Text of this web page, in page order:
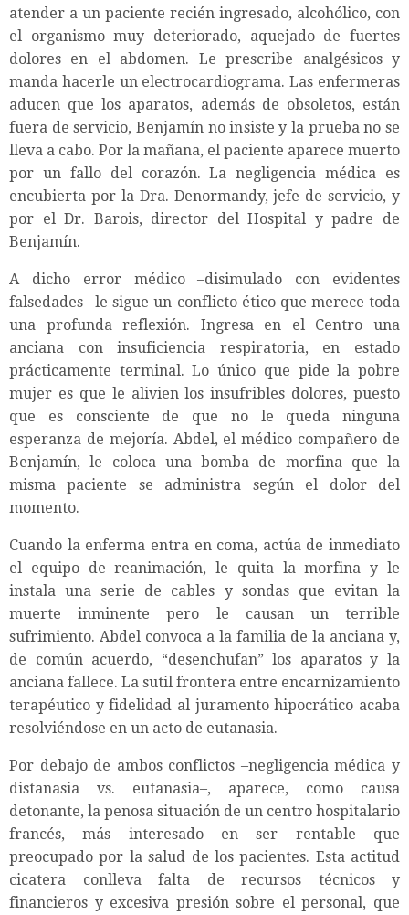
atender a un paciente recién ingresado, alcohólico, con
el organismo muy deteriorado, aquejado de fuertes
dolores en el abdomen. Le prescribe analgésicos y
manda hacerle un electrocardiograma. Las enfermeras
aducen que los aparatos, además de obsoletos, están
fuera de servicio, Benjamín no insiste y la prueba no se
lleva a cabo. Por la mañana, el paciente aparece muerto
por un fallo del corazón. La negligencia médica es
encubierta por la Dra. Denormandy, jefe de servicio, y
por el Dr. Barois, director del Hospital y padre de
Benjamín.
A dicho error médico –disimulado con evidentes
falsedades– le sigue un conflicto ético que merece toda
una profunda reflexión. Ingresa en el Centro una
anciana con insuficiencia respiratoria, en estado
prácticamente terminal. Lo único que pide la pobre
mujer es que le alivien los insufribles dolores, puesto
que es consciente de que no le queda ninguna
esperanza de mejoría. Abdel, el médico compañero de
Benjamín, le coloca una bomba de morfina que la
misma paciente se administra según el dolor del
momento.
Cuando la enferma entra en coma, actúa de inmediato
el equipo de reanimación, le quita la morfina y le
instala una serie de cables y sondas que evitan la
muerte inminente pero le causan un terrible
sufrimiento. Abdel convoca a la familia de la anciana y,
de común acuerdo, “desenchufan” los aparatos y la
anciana fallece. La sutil frontera entre encarnizamiento
terapéutico y fidelidad al juramento hipocrático acaba
resolviéndose en un acto de eutanasia.
Por debajo de ambos conflictos –negligencia médica y
distanasia vs. eutanasia–, aparece, como causa
detonante, la penosa situación de un centro hospitalario
francés, más interesado en ser rentable que
preocupado por la salud de los pacientes. Esta actitud
cicatera conlleva falta de recursos técnicos y
financieros y excesiva presión sobre el personal, que